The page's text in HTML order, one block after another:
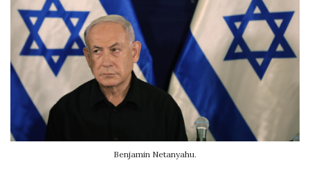
Benjamin Netanyahu.